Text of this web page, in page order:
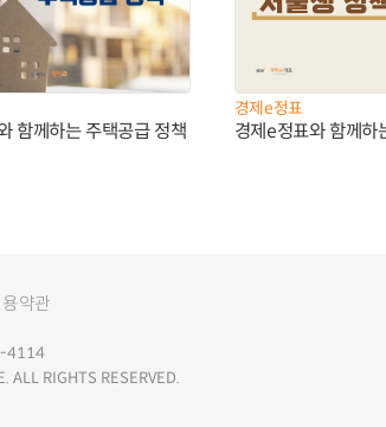
함께하는 주택공급 정책
경제e정표
경제e정표와 함께하
약관
4114
RIGHTS RESERVED.